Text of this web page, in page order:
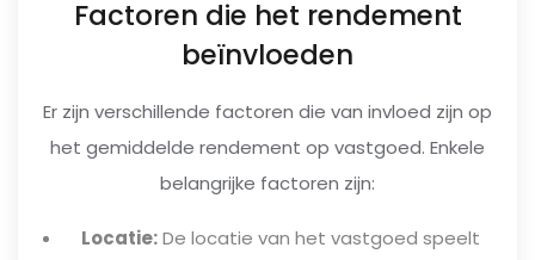
Factoren die het rendement
beïnvloeden
Er zijn verschillende factoren die van invloed zijn op
het gemiddelde rendement op vastgoed. Enkele
belangrijke factoren zijn:
Locatie:De locatie van het vastgoed speelt